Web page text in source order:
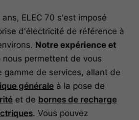
ELEC 70 s'est imposé
d'électricité de référence à
Notre expérience et
nous permettent de vous
gamme de services, allant de
générale à la pose de
et de bornes de recharge
. Vous pouvez